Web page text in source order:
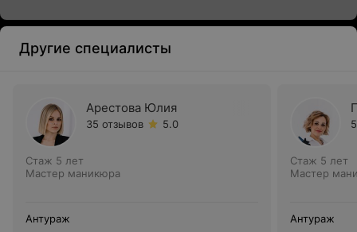
Другие специалисты
Арестова Юлия
35 отзывов 5.0
Стаж 5 лет
Мастер маникюра
Антураж
Стаж 5 лет
Мастер
Антураж